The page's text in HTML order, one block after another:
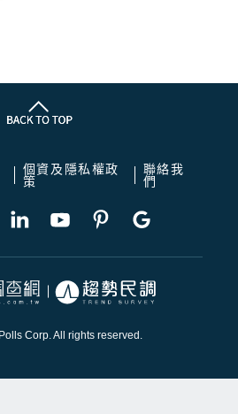
個資及隱私權政
策
聯絡我
們
Corp. All rights reserved.